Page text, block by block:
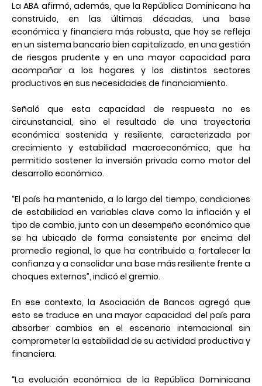
La ABA afirmó, además, que la República Dominicana ha
construido, en las últimas décadas, una base
económica y financiera más robusta, que hoy se refleja
en un sistema bancario bien capitalizado, en una gestión
de riesgos prudente y en una mayor capacidad para
acompañar a los hogares y los distintos sectores
productivos en sus necesidades de financiamiento.
Señaló que esta capacidad de respuesta no es
circunstancial, sino el resultado de una trayectoria
económica sostenida y resiliente, caracterizada por
crecimiento y estabilidad macroeconómica, que ha
permitido sostener la inversión privada como motor del
desarrollo económico.
“El país ha mantenido, a lo largo del tiempo, condiciones
de estabilidad en variables clave como la inflación y el
tipo de cambio, junto con un desempeño económico que
se ha ubicado de forma consistente por encima del
promedio regional, lo que ha contribuido a fortalecer la
confianza y a consolidar una base más resiliente frente a
choques externos”, indicó el gremio.
En ese contexto, la Asociación de Bancos agregó que
esto se traduce en una mayor capacidad del país para
absorber cambios en el escenario internacional sin
comprometer la estabilidad de su actividad productiva y
financiera.
“La evolución económica de la República Dominicana